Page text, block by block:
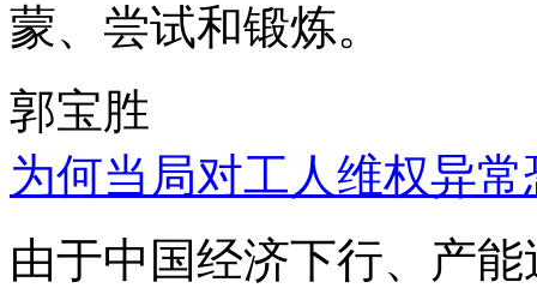
蒙、尝试和锻炼。
郭宝胜
为何当局对工人维权异
由于中国经济下行、产